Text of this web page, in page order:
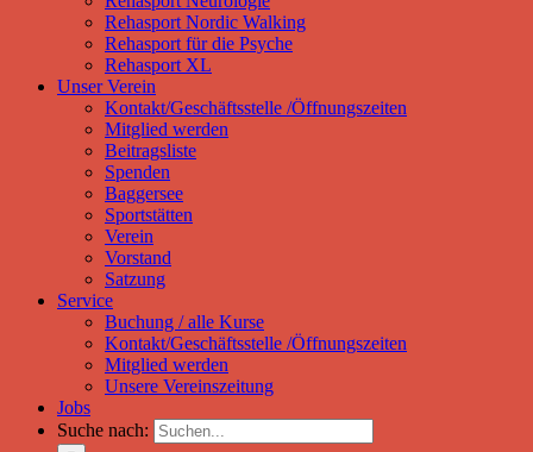
Rehasport Nordic Walking
Rehasport für die Psyche
Rehasport XL
Unser Verein
Kontakt/Geschäftsstelle /Öffnungszeiten
Mitglied werden
Beitragsliste
Spenden
Baggersee
Sportstätten
Verein
Vorstand
Satzung
Service
Buchung / alle Kurse
Kontakt/Geschäftsstelle /Öffnungszeiten
Mitglied werden
Unsere Vereinszeitung
Jobs
Suche nach: